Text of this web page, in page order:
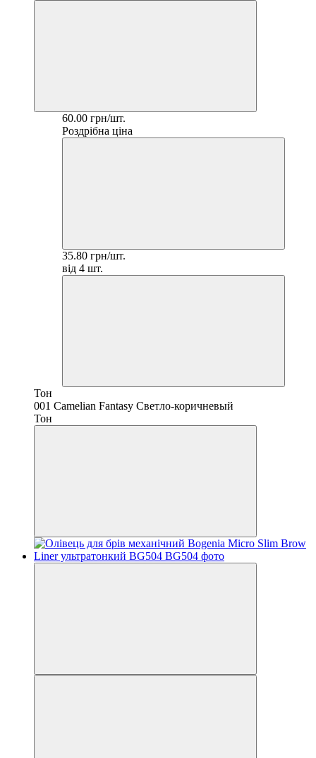
60.00 грн/шт.
Роздрібна ціна
35.80 грн/шт.
від 4 шт.
Тон
001 Camelian Fantasy Светло-коричневый
Тон